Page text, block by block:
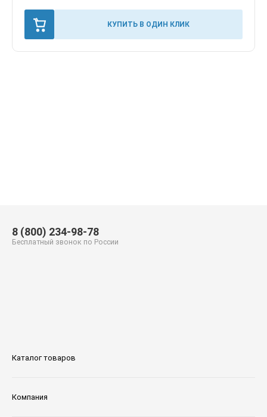
КУПИТЬ В ОДИН КЛИК
Каталог товаров
Компания
8 (800) 234-98-78
Бесплатный звонок по России